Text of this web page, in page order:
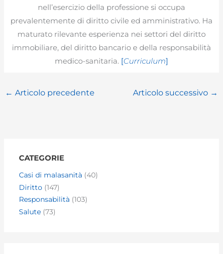
nell’esercizio della professione si occupa
prevalentemente di diritto civile ed amministrativo. Ha
maturato rilevante esperienza nei settori del diritto
immobiliare, del diritto bancario e della responsabilità
medico-sanitaria. [Curriculum]
← Articolo precedente Articolo successivo →
CATEGORIE
Casi di malasanità (40)
Diritto (147)
Responsabilità (103)
Salute (73)